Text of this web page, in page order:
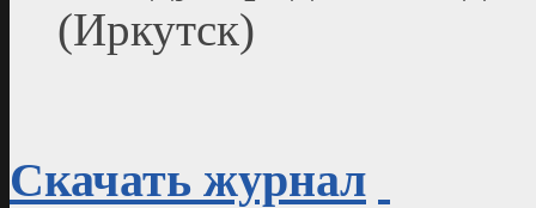
(Иркутск)
Скачать журнал